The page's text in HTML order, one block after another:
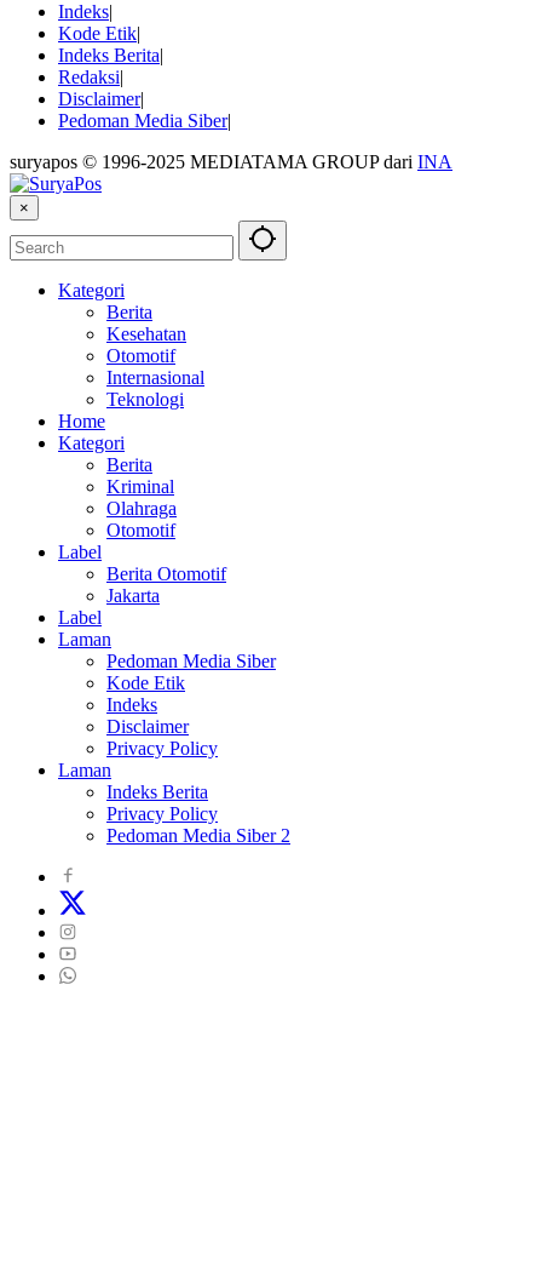
Indeks
Kode Etik
Indeks Berita
Redaksi
Disclaimer
Pedoman Media Siber
suryapos © 1996-2025 MEDIATAMA GROUP dari INA
×
Kategori
Berita
Kesehatan
Otomotif
Internasional
Teknologi
Home
Kategori
Berita
Kriminal
Olahraga
Otomotif
Label
Berita Otomotif
Jakarta
Label
Laman
Pedoman Media Siber
Kode Etik
Indeks
Disclaimer
Privacy Policy
Laman
Indeks Berita
Privacy Policy
Pedoman Media Siber 2